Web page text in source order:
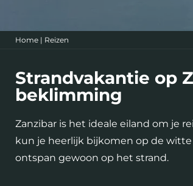
Home | Reizen
Strandvakantie op
beklimming
Zanzibar is het ideale eiland om je
kun je heerlijk bijkomen op de
ontspan gewoon op het strand.